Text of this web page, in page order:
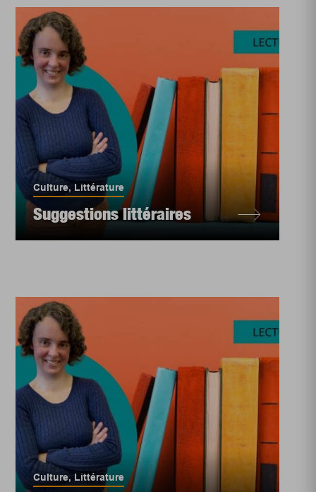
Culture, Littérature
Suggestions littéraires
Culture, Littérature